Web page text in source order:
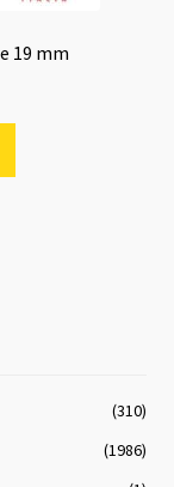
19 mm
(310)
(1986)